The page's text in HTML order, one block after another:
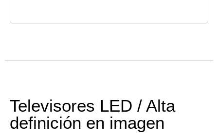
Televisores LED / Alta
definición en imagen